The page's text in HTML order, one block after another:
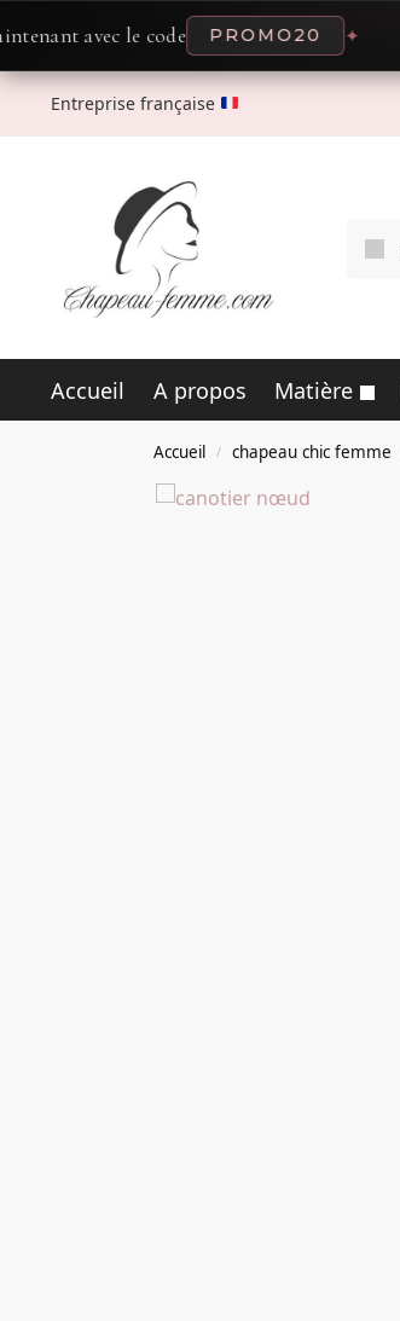
avec le code PROMO20 ✦
Entreprise française
Accueil A propos Matière
Accueil / chapeau chic femme